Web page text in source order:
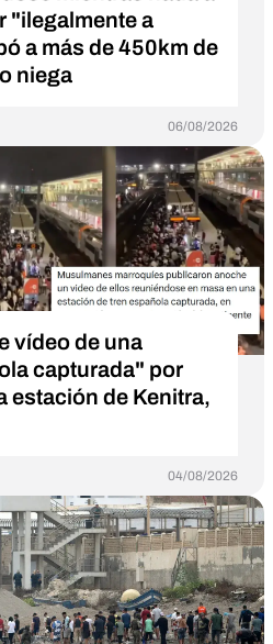
"ilegalmente a
a más de 450km de
niega
06/08/2026
vídeo de una
capturada" por
estación de Kenitra,
04/08/2026